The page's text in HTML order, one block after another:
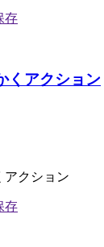
くアクション
アクション